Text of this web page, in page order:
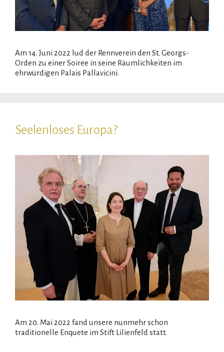
Am 14. Juni 2022 lud der Rennverein den St. Georgs-
Orden zu einer Soiree in seine Räumlichkeiten im
ehrwürdigen Palais Pallavicini.
Seelenloses Europa?
Am 20. Mai 2022 fand unsere nunmehr schon
traditionelle Enquete im Stift Lilienfeld statt.